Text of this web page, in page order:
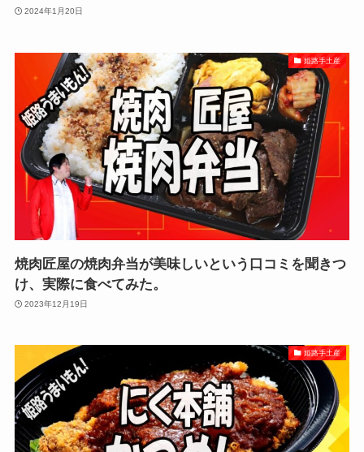
2024年1月20日
姫路手土産
焼肉匠屋の焼肉弁当が美味しいという口コミを聞きつ
け、実際に食べてみた。
2023年12月19日
姫路手土産